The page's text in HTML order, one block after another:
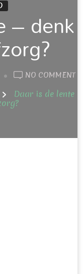
– denk
NO COMMENT
Daar is de lente